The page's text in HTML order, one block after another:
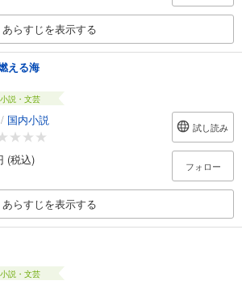
あらすじを表示する
える海
小説・文芸
/ 国内小説
(税込)
試し読み
フォロー
あらすじを表示する
小説・文芸